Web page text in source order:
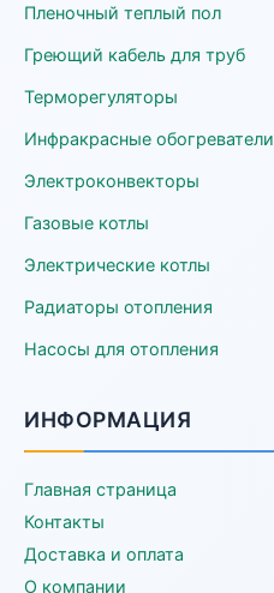
Пленочный теплый пол
Греющий кабель для труб
Терморегуляторы
Инфракрасные обогреватели
Электроконвекторы
Газовые котлы
Электрические котлы
Радиаторы отопления
Насосы для отопления
ИНФОРМАЦИЯ
Главная страница
Контакты
Доставка и оплата
О компании